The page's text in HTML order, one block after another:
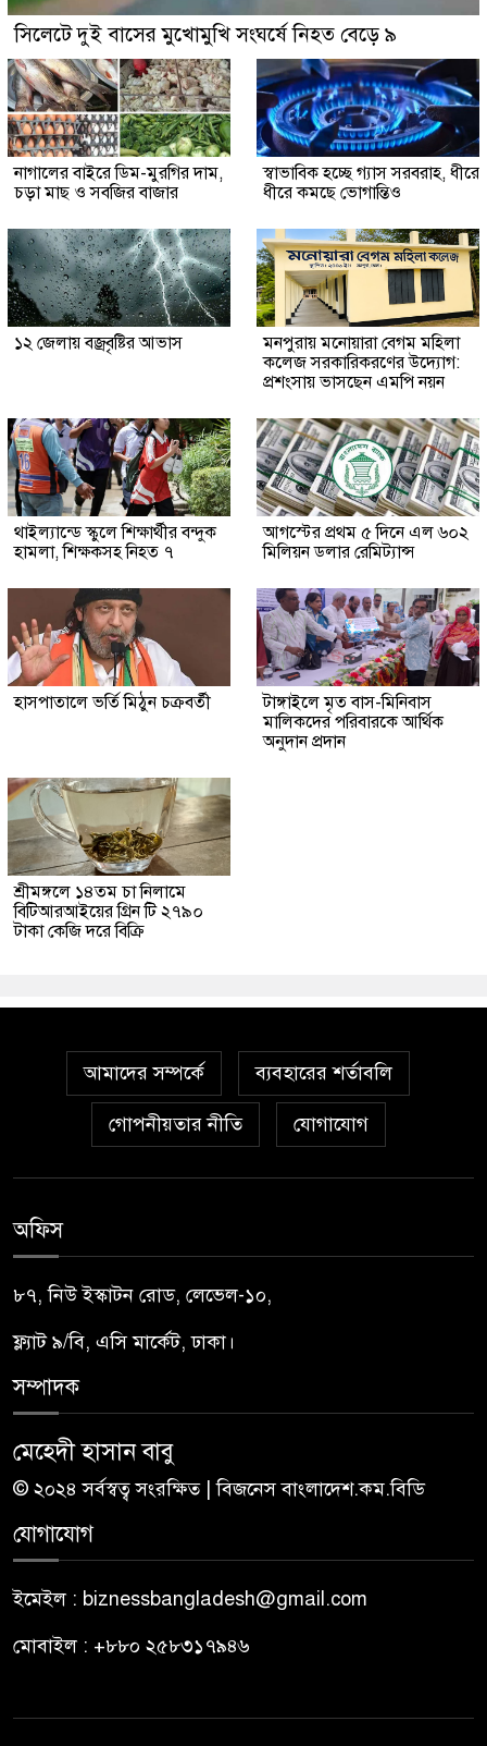
সিলেটে দুই বাসের মুখোমুখি সংঘর্ষে নিহত বেড়ে ৯
নাগালের বাইরে ডিম-মুরগির দাম,
চড়া মাছ ও সবজির বাজার
স্বাভাবিক হচ্ছে গ্যাস সরবরাহ, ধীরে
ধীরে কমছে ভোগান্তিও
১২ জেলায় বজ্রবৃষ্টির আভাস
মনপুরায় মনোয়ারা বেগম মহিলা
কলেজ সরকারিকরণের উদ্যোগ:
প্রশংসায় ভাসছেন এমপি নয়ন
থাইল্যান্ডে স্কুলে শিক্ষার্থীর বন্দুক
হামলা, শিক্ষকসহ নিহত ৭
আগস্টের প্রথম ৫ দিনে এল ৬০২
মিলিয়ন ডলার রেমিট্যান্স
হাসপাতালে ভর্তি মিঠুন চক্রবর্তী
টাঙ্গাইলে মৃত বাস-মিনিবাস
মালিকদের পরিবারকে আর্থিক
অনুদান প্রদান
শ্রীমঙ্গলে ১৪তম চা নিলামে
বিটিআরআইয়ের গ্রিন টি ২৭৯০
টাকা কেজি দরে বিক্রি
আমাদের সম্পর্কে ব্যবহারের শর্তাবলি
গোপনীয়তার নীতি যোগাযোগ
অফিস
৮৭, নিউ ইস্কাটন রোড, লেভেল-১০,
ফ্ল্যাট ৯/বি, এসি মার্কেট, ঢাকা।
সম্পাদক
মেহেদী হাসান বাবু
© ২০২৪ সর্বস্বত্ব সংরক্ষিত | বিজনেস বাংলাদেশ.কম.বিডি
যোগাযোগ
ইমেইল : biznessbangladesh@gmail.com
মোবাইল : +৮৮০ ২৫৮৩১৭৯৪৬